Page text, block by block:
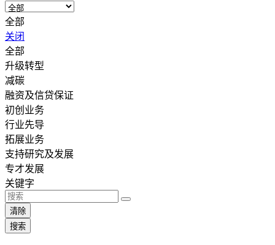
全部
关闭
全部
升级转型
减碳
融资及信贷保证
初创业务
行业先导
拓展业务
支持研究及发展
专才发展
关键字
清除
搜索